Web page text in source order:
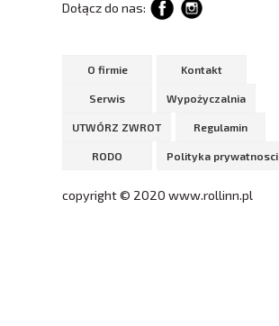
Dołącz do nas:
O firmie Kontakt
Serwis Wypożyczalnia
UTWÓRZ ZWROT Regulamin
RODO Polityka prywatnosci
copyright © 2020 www.rollinn.pl